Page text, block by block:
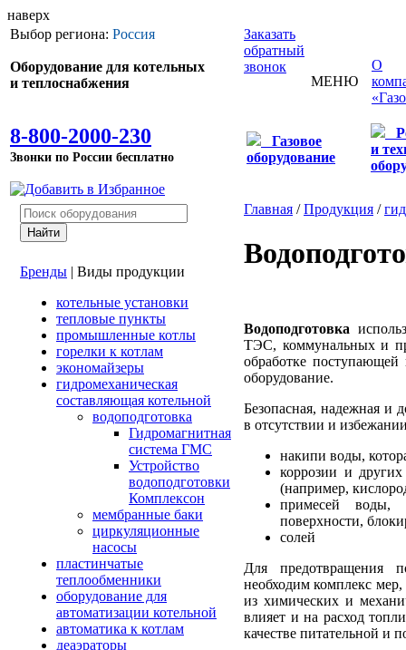
наверх
Выбор региона: Россия
Оборудование для котельных
и теплоснабжения
8-800-2000-230
Звонки по России бесплатно
Заказать
обратный
звонок
МЕНЮ
О
Газовое
оборудование
и
Бренды | Виды продукции
котельные установки
тепловые пункты
промышленные котлы
горелки к котлам
экономайзеры
гидромеханическая
составляющая котельной
водоподготовка
Гидромагнитная
система ГМС
Устройство
водоподготовки
Комплексон
мембранные баки
циркуляционные
насосы
пластинчатые
теплообменники
оборудование для
автоматизации котельной
автоматика к котлам
деаэраторы
Главная /Продукция /
Водоподготовка
ТЭС, коммунальных и
обработке поступающей
оборудование.
Безопасная, надежная и
в отсутствии и
накипи воды,
коррозии и
(например,
примесей воды,
поверхности,
солей
Для предотвращения
необходим комплекс
из химических и
влияет и на расход
качестве питательной и